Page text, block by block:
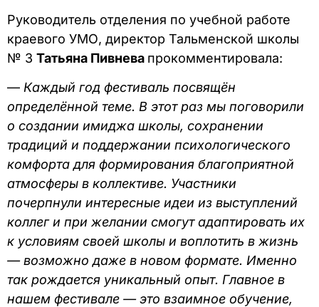
Руководитель отделения по учебной работе
краевого УМО, директор Тальменской школы
№ 3 Татьяна Пивнева прокомментировала:
— Каждый год фестиваль посвящён
определённой теме. В этот раз мы поговорили
о создании имиджа школы, сохранении
традиций и поддержании психологического
комфорта для формирования благоприятной
атмосферы в коллективе. Участники
почерпнули интересные идеи из выступлений
коллег и при желании смогут адаптировать их
к условиям своей школы и воплотить в жизнь
— возможно даже в новом формате. Именно
так рождается уникальный опыт. Главное в
нашем фестивале — это взаимное обучение,